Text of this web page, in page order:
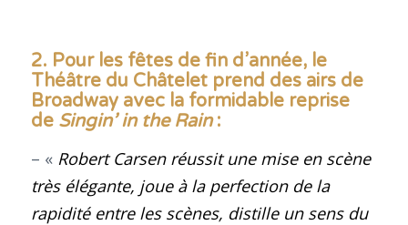
2. Pour les fêtes de fin d’année, le
Théâtre du Châtelet prend des airs de
Broadwayavec la formidable reprise
de Singin’ in the Rain:
– « Robert Carsen réussit une mise en scène
très élégante, joue à la perfection de la
rapidité entre les scènes, distille un sens du